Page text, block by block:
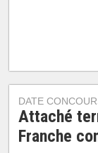
DATE
Attaché
Franche